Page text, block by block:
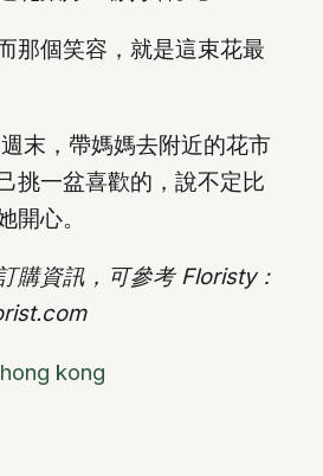
那個笑容，就是這束花最
末，帶媽媽去附近的花市
挑一盆喜歡的，說不定比
開心。
購資訊，可參考 Floristy：
kong